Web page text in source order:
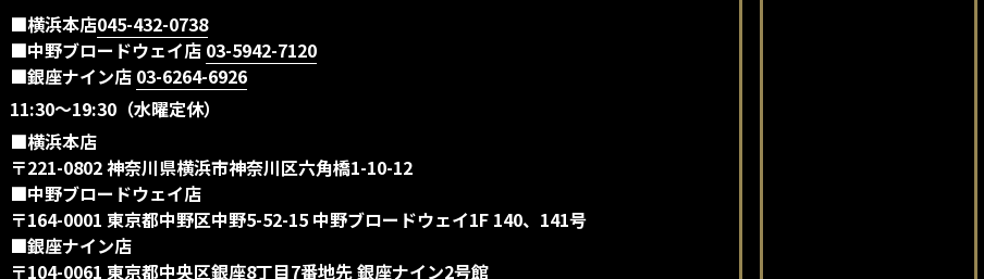
■横浜本店045-432-0738
■中野ブロードウェイ店 03-5942-7120
■銀座ナイン店 03-6264-6926
11:30～19:30（水曜定休）
■横浜本店
〒221-0802 神奈川県横浜市神奈川区六角橋1-10-12
■中野ブロードウェイ店
〒164-0001 東京都中野区中野5-52-15 中野ブロードウェイ1F 140、141号
■銀座ナイン店
〒104-0061 東京都中央区銀座8丁目7番地先 銀座ナイン2号館